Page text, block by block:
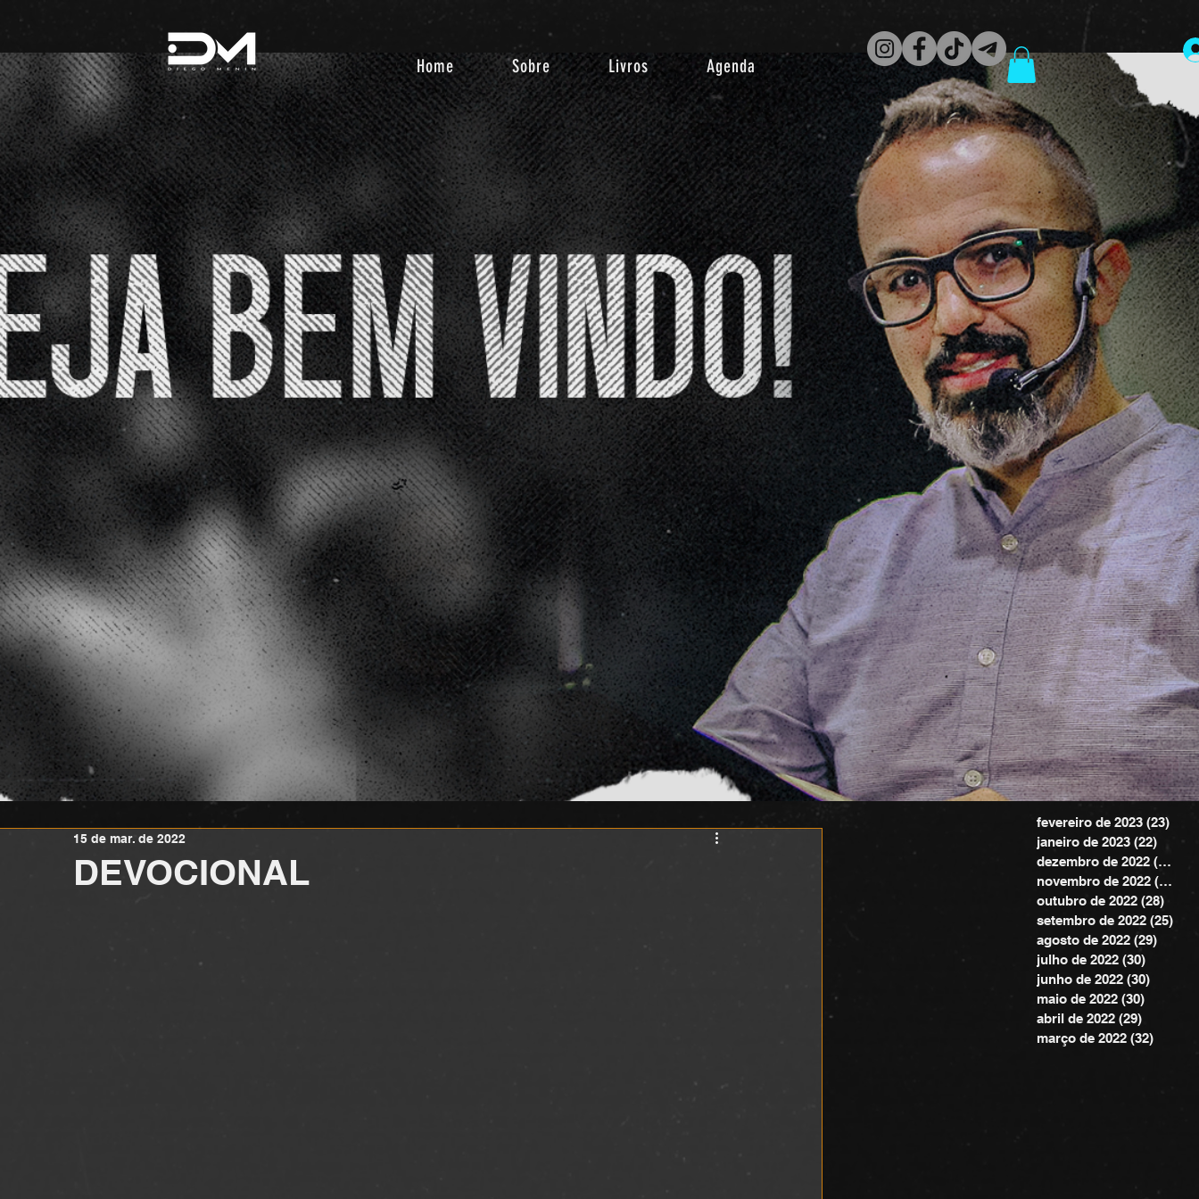
Home Sobre Livros Agenda
DEVOCIONAL
15 de mar. de 2022
fevereiro de 2023 (23)
janeiro de 2023 (22)
dezembro de 2022 (20)
novembro de 2022 (24)
outubro de 2022 (28)
setembro de 2022 (25)
agosto de 2022 (29)
julho de 2022 (30)
junho de 2022 (30)
maio de 2022 (30)
abril de 2022 (29)
março de 2022 (32)